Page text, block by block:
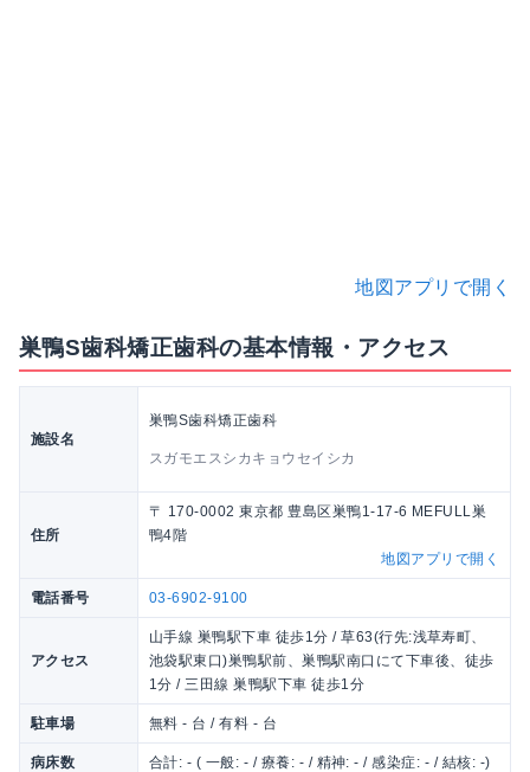
地図アプリで開く
巣鴨S歯科矯正歯科の基本情報・アクセス
施設名
巣鴨S歯科矯正歯科
スガモエスシカキョウセイシカ
住所
〒 170-0002 東京都 豊島区巣鴨1-17-6 MEFULL巣
鴨4階
地図アプリで開く
電話番号 03-6902-9100
アクセス
山手線 巣鴨駅下車 徒歩1分 / 草63(行先:浅草寿町、
池袋駅東口)巣鴨駅前、巣鴨駅南口にて下車後、徒歩
1分 / 三田線 巣鴨駅下車 徒歩1分
駐車場 無料 - 台 / 有料 - 台
病床数 合計: - ( 一般: - / 療養: - / 精神: - / 感染症: - / 結核: -)